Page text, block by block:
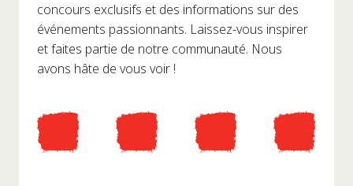
concours exclusifs et des informations sur des
événements passionnants. Laissez-vous inspirer
et faites partie de notre communauté. Nous
avons hâte de vous voir !